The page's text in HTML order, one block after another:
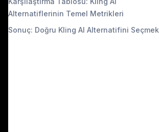
Alternatiflerinin Temel Metrikleri
Sonuç: Doğru Kling AI Alternatifini Seçmek